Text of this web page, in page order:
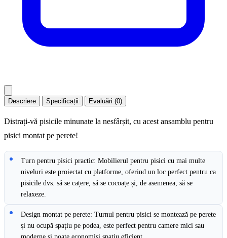
Descriere Specificații Evaluări (0)
Distrați-vă pisicile minunate la nesfârșit, cu acest ansamblu pentru
pisici montat pe perete!
Turn pentru pisici practic: Mobilierul pentru pisici cu mai multe
niveluri este proiectat cu platforme, oferind un loc perfect pentru ca
pisicile dvs. să se cațere, să se cocoațe și, de asemenea, să se
relaxeze.
Design montat pe perete: Turnul pentru pisici se montează pe perete
și nu ocupă spațiu pe podea, este perfect pentru camere mici sau